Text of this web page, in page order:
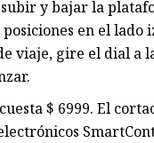
y bajar la
en el
viaje, gire el dial a
$ 6999. El